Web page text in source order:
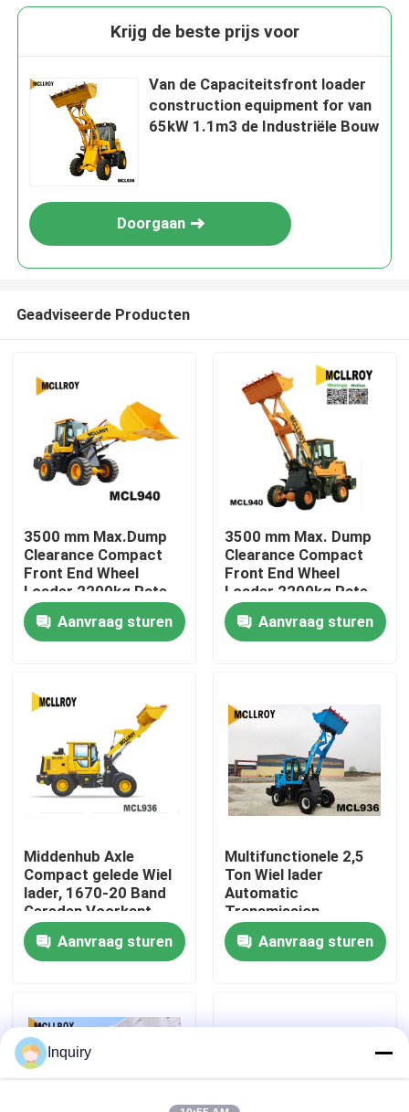
Huis
Producten
Ongeveer ons
Fabrieksreis
Kwaliteitscontrole
Contacteer ons
Nieuws
De Machine van de wiellader
Compacte Wielladers
Krijg de beste prijs voor
Van de Capaciteitsfront loader
construction equipment for van
65kW 1.1m3 de Industriële Bouw
Doorgaan
Geadviseerde Producten
3500 mm Max.Dump
Clearance Compact
Front End Wheel
Loader 2200kg Rate
Load Mini Front End
Wheel Loader
Aanvraag sturen
3500 mm Max. Dump
Clearance Compact
Front End Wheel
Loader 2200kg Rate
Load Mini Front End
Wheel Loader
Aanvraag sturen
Middenhub Axle
Compact gelede Wiel
lader, 1670-20 Band
Gereden Voorkant
Wiel lader
Aanvraag sturen
Multifunctionele 2,5
Ton Wiel lader
Automatic
Transmission
Aanvraag sturen
Inquiry